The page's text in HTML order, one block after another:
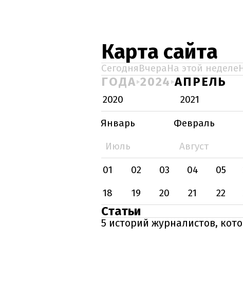
Карта сайта
СегодняВчераНа этой неделе
ГОДА 2024 АПРЕЛЬ
2020 2021
Январь
Февраль
Июль
Август
01
02 03 04 05
18
19 20 21 22
Статьи
5 историй журналистов,